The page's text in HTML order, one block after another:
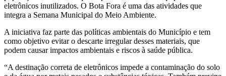
eletrônicos inutilizados. O Bota Fora é uma das atividades que
integra a Semana Municipal do Meio Ambiente.
A iniciativa faz parte das políticas ambientais do Município e tem
como objetivo evitar o descarte irregular desses materiais, que
podem causar impactos ambientais e riscos à saúde pública.
“A destinação correta de eletrônicos impede a contaminação do solo